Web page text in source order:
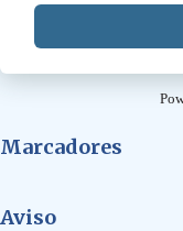
Marcadores
Aviso